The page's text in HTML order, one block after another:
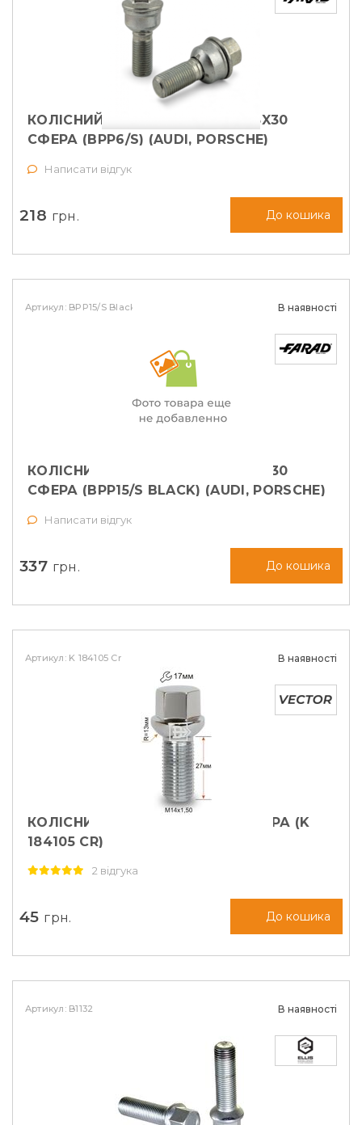
КОЛІСНИЙ БОЛТ FARAD M14X1,5X30
СФЕРА (BPP6/S) (AUDI, PORSCHE)
Написати відгук
218 грн. До кошика
Артикул: BPP15/S Black В наявності
КОЛІСНИЙ БОЛТ FARAD M14X1,5X30
СФЕРА (BPP15/S BLACK) (AUDI, PORSCHE)
Написати відгук
337 грн. До кошика
Артикул: K 184105 Cr В наявності
КОЛІСНИЙ БОЛТ M14X1,5X27 СФЕРА (K
184105 CR)
2 відгука
45 грн. До кошика
Артикул: B1132 В наявності